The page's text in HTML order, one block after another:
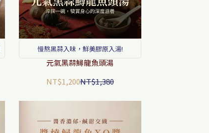
慢熬黑蒜入味，鮮美膠原入湯!
元氣黑蒜鱘龍魚頭湯
NT$1,200NT$1,380